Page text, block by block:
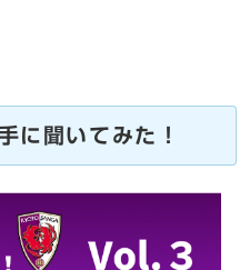
に聞いてみた！